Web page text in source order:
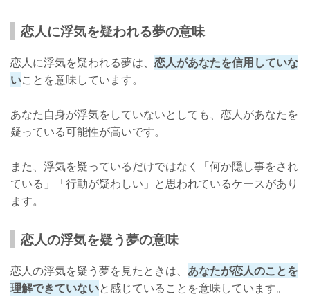
恋人に浮気を疑われる夢の意味
恋人に浮気を疑われる夢は、 恋人があなたを信用していな
いことを意味しています。
あなた自身が浮気をしていないとしても、恋人があなたを
疑っている可能性が高いです。
また、浮気を疑っているだけではなく「何か隠し事をされ
ている」「行動が疑わしい」と思われているケースがあり
ます。
恋人の浮気を疑う夢の意味
恋人の浮気を疑う夢を見たときは、 あなたが恋人のことを
理解できていないと感じていることを意味しています。